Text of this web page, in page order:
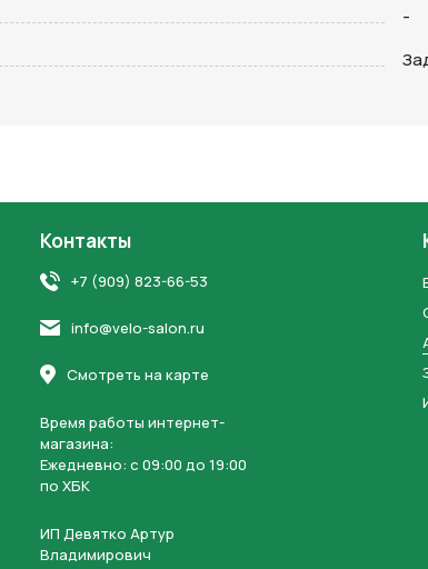
-
Контакты
+7 (909) 823-66-53
info@velo-salon.ru
Смотреть на карте
Время работы интернет-
магазина:
Ежедневно: c 09:00 до 19:00
по ХБК
ИП Девятко Артур
Владимирович
Отправить
Нажимая на кнопку “Отправить заявку”, вы